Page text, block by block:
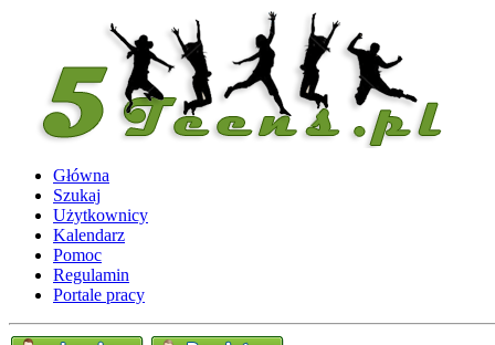
Główna
Szukaj
Użytkownicy
Kalendarz
Pomoc
Regulamin
Portale pracy